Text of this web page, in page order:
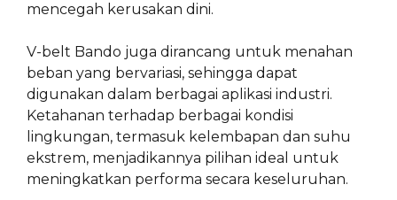
mencegah kerusakan dini.
V-belt Bando juga dirancang untuk menahan
beban yang bervariasi, sehingga dapat
digunakan dalam berbagai aplikasi industri.
Ketahanan terhadap berbagai kondisi
lingkungan, termasuk kelembapan dan suhu
ekstrem, menjadikannya pilihan ideal untuk
meningkatkan performa secara keseluruhan.